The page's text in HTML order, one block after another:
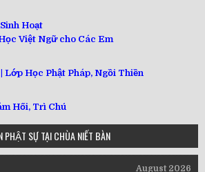
Sinh Hoạt
Việt Ngữ cho Các Em
Lớp Học Phật Pháp, Ngồi Thiền
Hối, Trì Chú
PHẬT SỰ TẠI CHÙA NIẾT BÀN
August 2026